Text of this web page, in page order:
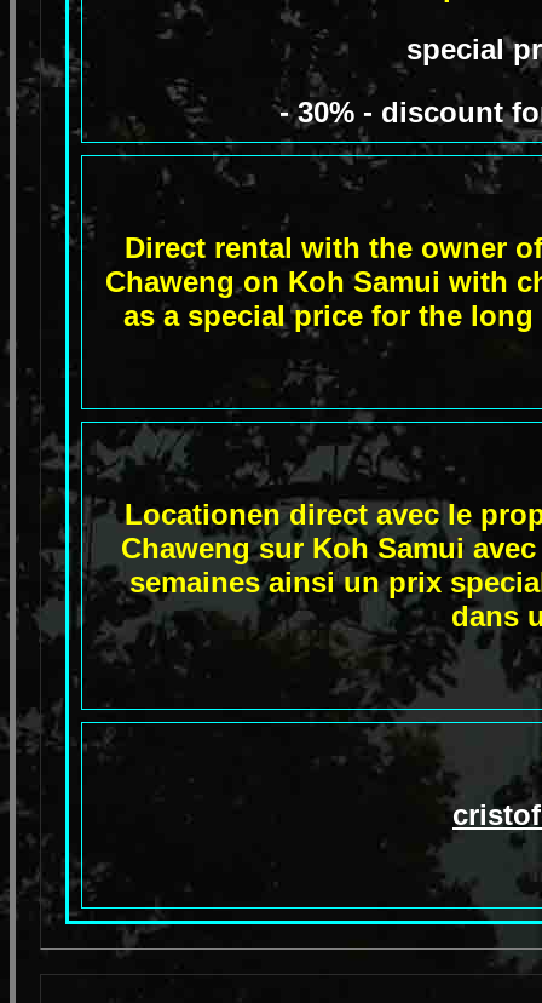
special
- 30% - discount
Direct rental with the owner
Chaweng on Koh Samui with
as a special price for the
Locationen direct avec le
Chaweng sur Koh Samui
semaines ainsi un prix
dans